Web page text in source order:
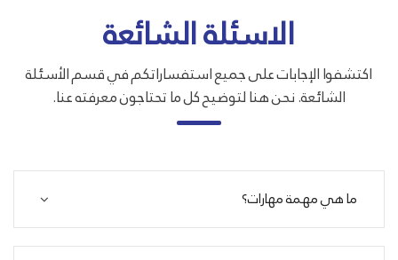
الاسئلة الشائعة
اكتشفوا الإجابات على جميع استفساراتكم في قسم الأسئلة
الشائعة. نحن هنا لتوضيح كل ما تحتاجون معرفته عنا.
ما هي مهمة مهارات؟